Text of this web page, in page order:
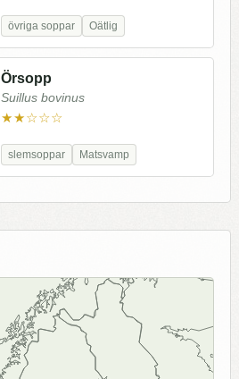
övriga soppar Oätlig
Örsopp
Suillus bovinus
★★☆☆☆
slemsoppar Matsvamp